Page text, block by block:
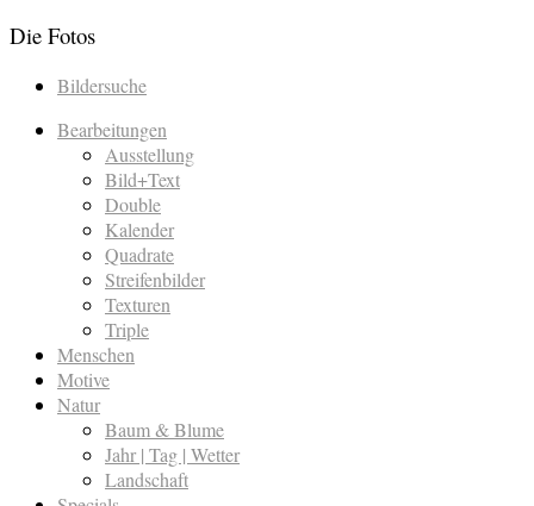
Die Fotos
Bildersuche
Bearbeitungen
Ausstellung
Bild+Text
Double
Kalender
Quadrate
Streifenbilder
Texturen
Triple
Menschen
Motive
Natur
Baum & Blume
Jahr | Tag | Wetter
Landschaft